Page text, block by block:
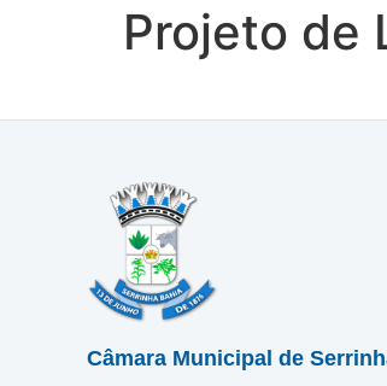
Projeto de
Câmara Municipal de